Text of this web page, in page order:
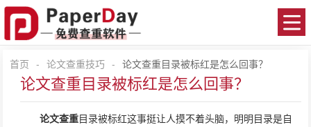
首页 - 论文查重技巧 - 论文查重目录被标红是怎么回事？
论文查重目录被标红是怎么回事？
论文查重目录被标红这事挺让人摸不着头脑，明明目录是自